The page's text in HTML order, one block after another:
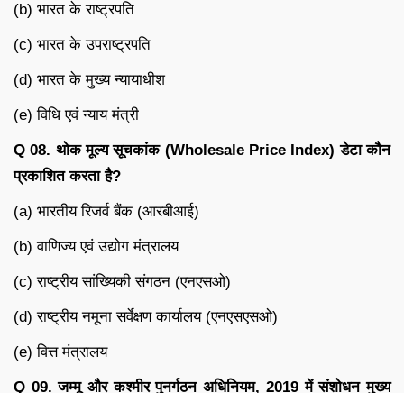
(b) भारत के राष्ट्रपति
(c) भारत के उपराष्ट्रपति
(d) भारत के मुख्य न्यायाधीश
(e) विधि एवं न्याय मंत्री
Q 08. थोक मूल्य सूचकांक (Wholesale Price Index) डेटा कौन
प्रकाशित करता है?
(a) भारतीय रिजर्व बैंक (आरबीआई)
(b) वाणिज्य एवं उद्योग मंत्रालय
(c) राष्ट्रीय सांख्यिकी संगठन (एनएसओ)
(d) राष्ट्रीय नमूना सर्वेक्षण कार्यालय (एनएसएसओ)
(e) वित्त मंत्रालय
Q 09. जम्मू और कश्मीर पुनर्गठन अधिनियम, 2019 में संशोधन मुख्य